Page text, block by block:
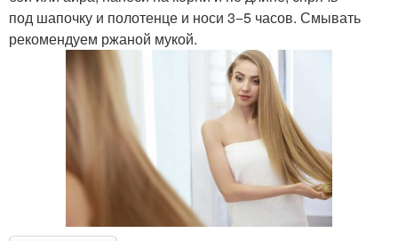
под шапочку и полотенце и носи 3−5 часов. Смывать
рекомендуем ржаной мукой.